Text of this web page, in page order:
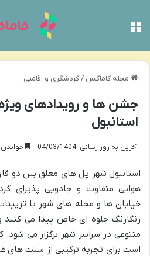
مجله کاماکس /گردشگری و اقامتی
جشن ها و رویدادهای
استانبول
آخرین به روز رسانی: 04/03/1404 خواندن این
استانبول شهر پل های معلق بین دو
هوایی متفاوت و جادویی پذیرای
خیابان ها و محله های شهر با
رنگارنگ جلوه ای خاص پیدا می کنند
متنوعی در سراسر شهر برگزار می
است برای تجربه ترکیبی از سنت های